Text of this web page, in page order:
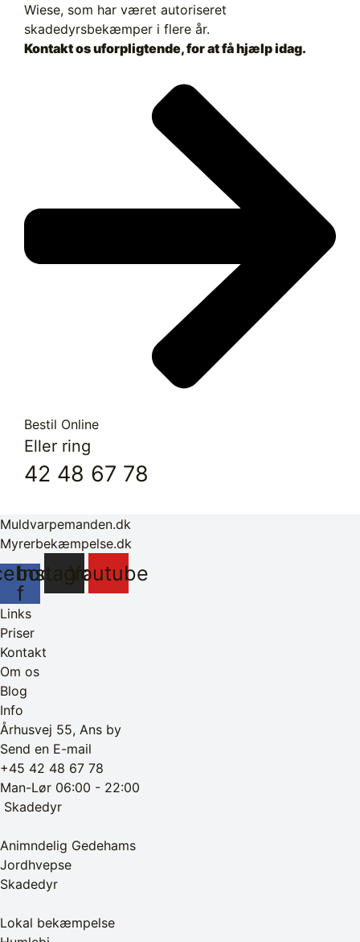
Wiese, som har været autoriseret
skadedyrsbekæmper i flere år.
Kontakt os uforpligtende, for at få hjælp idag.
Bestil Online
Eller ring
42 48 67 78
Muldvarpemanden.dk
Myrerbekæmpelse.dk
f
Instagram
Youtube
Links
Priser
Kontakt
Om os
Blog
Info
Århusvej 55, Ans by
Send en E-mail
+45 42 48 67 78
Man-Lør 06:00 - 22:00
‎ Skadedyr
Animndelig Gedehams
Jordhvepse
Skadedyr
Lokal bekæmpelse